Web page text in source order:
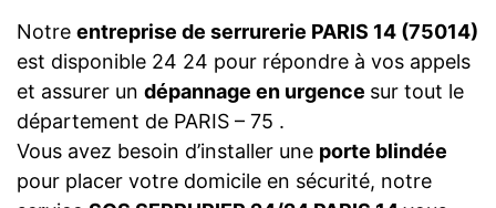
Notre entreprise de serrurerie PARIS 14 (75014)
est disponible 24 24 pour répondre à vos appels
et assurer un dépannage en urgence sur tout le
département de PARIS – 75 .
Vous avez besoin d’installer une porte blindée
pour placer votre domicile en sécurité, notre